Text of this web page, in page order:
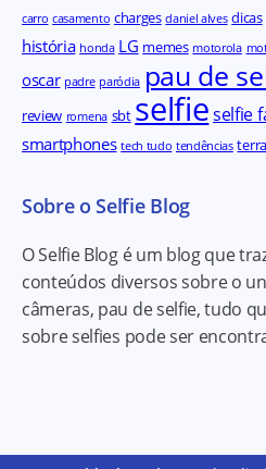
carro casamento charges daniel alves dicas
história honda LG memes motorola
oscar padre paródia pau de
review romena sbt selfieselfie
smartphones tech tudo tendências terra
Sobre o Selfie Blog
O Selfie Blog é um blog que
conteúdos diversos sobre o
câmeras, pau de selfie, tudo
sobre selfies pode ser